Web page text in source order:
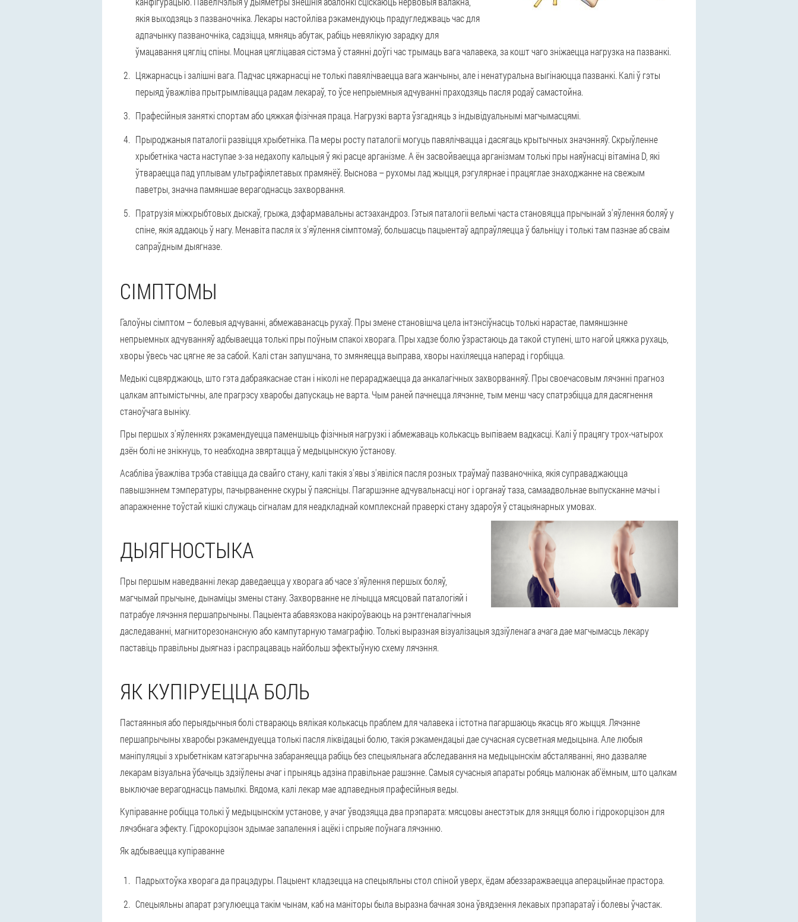
якія выходзяць з пазваночніка. Лекары настойліва рэкамендуюць прадугледжваць час для
адпачынку пазваночніка, садзіцца, мяняць абутак, рабіць невялікую зарадку для
ўмацавання цягліц спіны. Моцная цягліцавая сістэма ў стаянні доўгі час трымаць вага чалавека, за кошт чаго зніжаецца нагрузка на пазванкі.
Цяжарнасць і залішні вага. Падчас цяжарнасці не толькі павялічваецца вага жанчыны, але і ненатуральна выгінаюцца пазванкі. Калі ў гэты
перыяд ўважліва прытрымлівацца радам лекараў, то ўсе непрыемныя адчуванні праходзяць пасля родаў самастойна.
Прафесійныя заняткі спортам або цяжкая фізічная праца. Нагрузкі варта ўзгадняць з індывідуальнымі магчымасцямі.
Прыроджаныя паталогіі развіцця хрыбетніка. Па меры росту паталогіі могуць павялічвацца і дасягаць крытычных значэнняў. Скрыўленне
хрыбетніка часта наступае з-за недахопу кальцыя ў які расце арганізме. А ён засвойваецца арганізмам толькі пры наяўнасці вітаміна D, які
ўтвараецца пад уплывам ультрафіялетавых прамянёў. Выснова – рухомы лад жыцця, рэгулярнае і працяглае знаходжанне на свежым
паветры, значна памяншае верагоднасць захворвання.
Пратрузія міжхрыбтовых дыскаў, грыжа, дэфармавальны астэахандроз. Гэтыя паталогіі вельмі часта становяцца прычынай з'яўлення боляў у
спіне, якія аддаюць ў нагу. Менавіта пасля іх з'яўлення сімптомаў, большасць пацыентаў адпраўляецца ў бальніцу і толькі там пазнае аб сваім
сапраўдным дыягназе.
СІМПТОМЫ
Галоўны сімптом – болевыя адчуванні, абмежаванасць рухаў. Пры змене становішча цела інтэнсіўнасць толькі нарастае, памяншэнне
непрыемных адчуванняў адбываецца толькі пры поўным спакоі хворага. Пры хадзе болю ўзрастаюць да такой ступені, што нагой цяжка рухаць,
хворы ўвесь час цягне яе за сабой. Калі стан запушчана, то змяняецца выправа, хворы нахіляецца наперад і горбіцца.
Медыкі сцвярджаюць, што гэта дабраякаснае стан і ніколі не перараджаецца да анкалагічных захворванняў. Пры своечасовым лячэнні прагноз
цалкам аптымістычны, але прагрэсу хваробы дапускаць не варта. Чым раней пачнецца лячэнне, тым менш часу спатрэбіцца для дасягнення
станоўчага выніку.
Пры першых з'яўленнях рэкамендуецца паменшыць фізічныя нагрузкі і абмежаваць колькасць выпіваем вадкасці. Калі ў працягу трох-чатырох
дзён болі не знікнуць, то неабходна звяртацца ў медыцынскую ўстанову.
Асабліва ўважліва трэба ставіцца да свайго стану, калі такія з'явы з'явіліся пасля розных траўмаў пазваночніка, якія суправаджаюцца
павышэннем тэмпературы, пачырваненне скуры ў паясніцы. Пагаршэнне адчувальнасці ног і органаў таза, самаадвольнае выпусканне мачы і
апаражненне тоўстай кішкі служаць сігналам для неадкладнай комплекснай праверкі стану здароўя ў стацыянарных умовах.
ДЫЯГНОСТЫКА
Пры першым наведванні лекар даведаецца у хворага аб часе з'яўлення першых боляў,
магчымай прычыне, дынаміцы змены стану. Захворванне не лічыцца мясцовай паталогіяй і
патрабуе лячэння першапрычыны. Пацыента абавязкова накіроўваюць на рэнтгеналагічныя
даследаванні, магниторезонансную або кампутарную тамаграфію. Толькі выразная візуалізацыя здзіўленага ачага дае магчымасць лекару
паставіць правільны дыягназ і распрацаваць найбольш эфектыўную схему лячэння.
ЯК КУПІРУЕЦЦА БОЛЬ
Пастаянныя або перыядычныя болі ствараюць вялікая колькасць праблем для чалавека і істотна пагаршаюць якасць яго жыцця. Лячэнне
першапрычыны хваробы рэкамендуецца толькі пасля ліквідацыі болю, такія рэкамендацыі дае сучасная сусветная медыцына. Але любыя
маніпуляцыі з хрыбетнікам катэгарычна забараняецца рабіць без спецыяльнага абследавання на медыцынскім абсталяванні, яно дазваляе
лекарам візуальна ўбачыць здзіўлены ачаг і прыняць адзіна правільнае рашэнне. Самыя сучасныя апараты робяць малюнак аб'ёмным, што цалкам
выключае верагоднасць памылкі. Вядома, калі лекар мае адпаведныя прафесійныя веды.
Купіраванне робіцца толькі ў медыцынскім установе, у ачаг ўводзяцца два прэпарата: мясцовы анестэтык для зняцця болю і гідрокорцізон для
лячэбнага эфекту. Гідрокорцізон здымае запалення і ацёкі і спрыяе поўнага лячэнню.
Як адбываецца купіраванне
Падрыхтоўка хворага да працэдуры. Пацыент кладзецца на спецыяльны стол спіной уверх, ёдам абеззаражваецца аперацыйнае прастора.
Спецыяльны апарат рэгулюецца такім чынам, каб на маніторы была выразна бачная зона ўвядзення лекавых прэпаратаў і болевы ўчастак.